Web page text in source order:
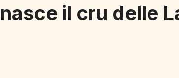
nasce il cru delle